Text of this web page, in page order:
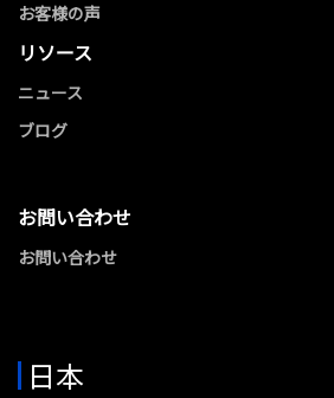
お客様の声
リソース
ニュース
ブログ
お問い合わせ
お問い合わせ
日本